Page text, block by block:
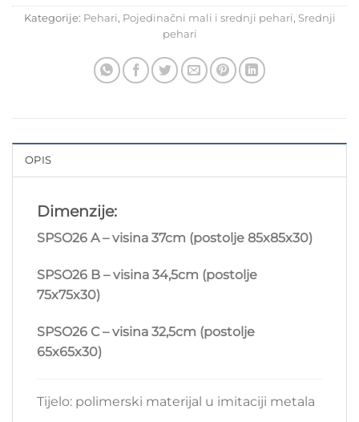
Kategorije: Pehari , Pojedinačni mali i srednji pehari , Srednji
pehari
OPIS
Dimenzije:
SPSO26 A – visina 37cm (postolje 85x85x30)
SPSO26 B – visina 34,5cm (postolje
75x75x30)
SPSO26 C – visina 32,5cm (postolje
65x65x30)
Tijelo: polimerski materijal u imitaciji metala